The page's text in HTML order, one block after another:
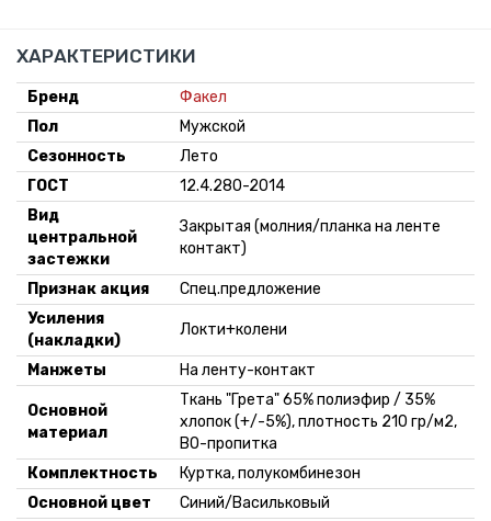
ХАРАКТЕРИСТИКИ
Бренд
Факел
Пол
Мужской
Сезонность
Лето
ГОСТ
12.4.280-2014
Вид
центральной
застежки
Закрытая (молния/планка на ленте
контакт)
Признак акция
Спец.предложение
Усиления
(накладки)
Локти+колени
Манжеты На ленту-контакт
Основной
материал
Ткань "Грета" 65% полиэфир / 35%
хлопок (+/-5%), плотность 210 гр/м2,
ВО-пропитка
Комплектность
Куртка, полукомбинезон
Основной цвет
Синий/Васильковый